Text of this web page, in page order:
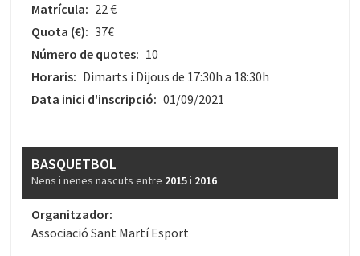
Matrícula: 22 €
Quota (€): 37€
Número de quotes: 10
Horaris: Dimarts i Dijous de 17:30h a 18:30h
Data inici d'inscripció: 01/09/2021
BASQUETBOL
Nens i nenes nascuts entre 2015i 2016
Organitzador:
Associació Sant Martí Esport